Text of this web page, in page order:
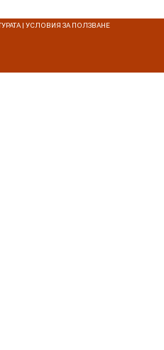
| УСЛОВИЯ ЗА ПОЛЗВАНЕ